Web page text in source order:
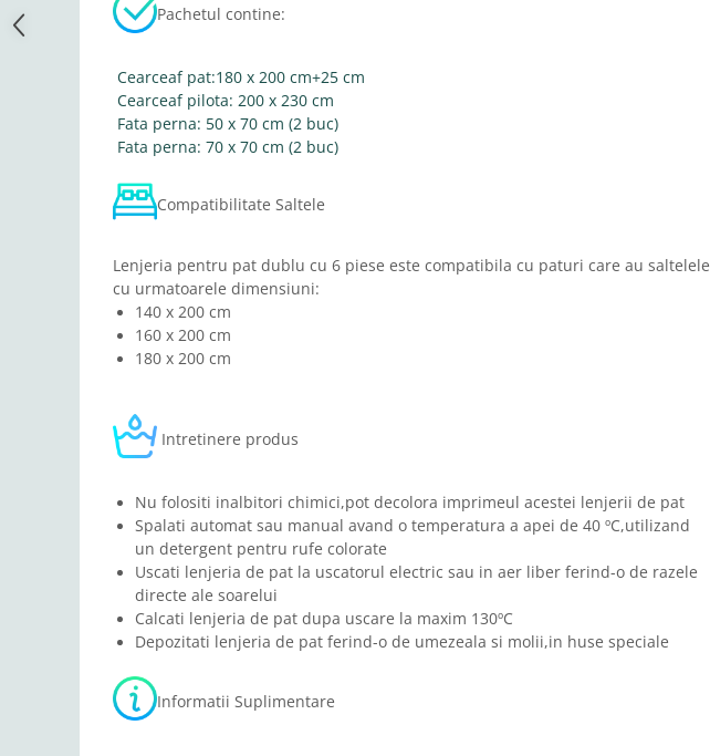
Pachetul contine:
Cearceaf pat:180 x 200 cm+25 cm
Cearceaf pilota: 200 x 230 cm
Fata perna: 50 x 70 cm (2 buc)
Fata perna: 70 x 70 cm (2 buc)
Compatibilitate Saltele
Lenjeria pentru pat dublu cu 6 piese este compatibila cu paturi care au saltelele
cu urmatoarele dimensiuni:
140 x 200 cm
160 x 200 cm
180 x 200 cm
Intretinere produs
Nu folositi inalbitori chimici,pot decolora imprimeul acestei lenjerii de pat
Spalati automat sau manual avand o temperatura a apei de 40 ºC,utilizand
un detergent pentru rufe colorate
Uscati lenjeria de pat la uscatorul electric sau in aer liber ferind-o de razele
directe ale soarelui
Calcati lenjeria de pat dupa uscare la maxim 130ºC
Depozitati lenjeria de pat ferind-o de umezeala si molii,in huse speciale
Informatii Suplimentare